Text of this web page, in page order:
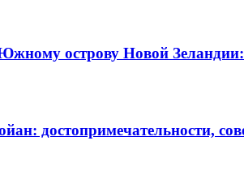
острову Новой
достопримечательности,